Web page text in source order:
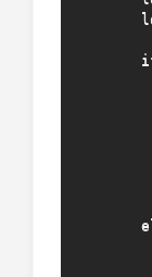
if
found
elif